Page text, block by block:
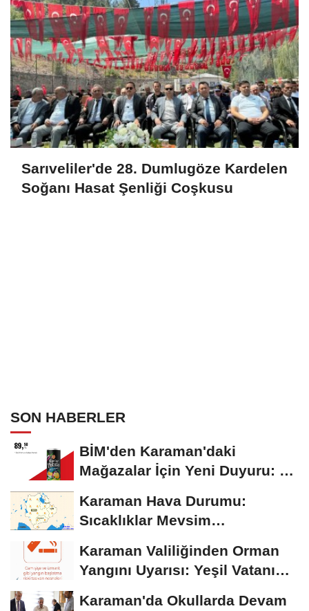
Sarıveliler'de 28. Dumlugöze Kardelen
Soğanı Hasat Şenliği Coşkusu
SON HABERLER
BİM'den Karaman'daki
Mağazalar İçin Yeni Duyuru: 11
Karaman Hava Durumu:
Sıcaklıklar Mevsim
Seyrediyor
Karaman Valiliğinden Orman
Yangını Uyarısı: Yeşil Vatanı
Karaman'da Okullarda Devam